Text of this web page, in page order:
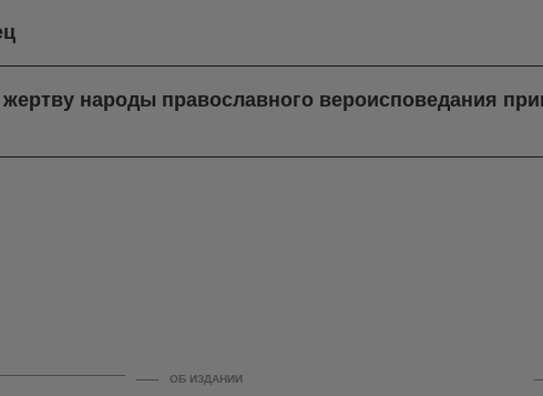
народы православного вероисповедания
ОБ ИЗДАНИИ